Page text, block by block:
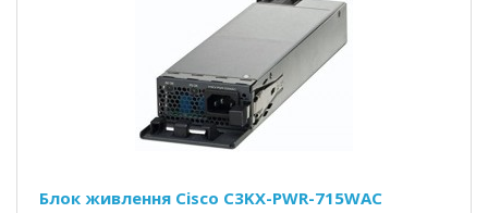
Блок живлення Cisco C3KX-PWR-715WAC